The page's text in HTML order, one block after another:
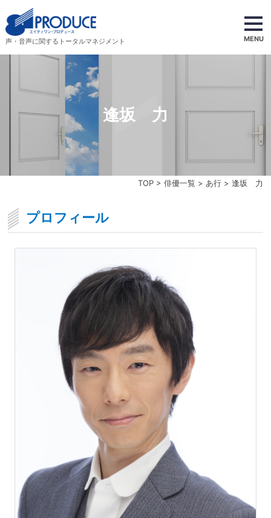
声・音声に関するトータルマネジメント MENU
TOP> 俳優一覧 > あ行> 逢坂 力
逢坂 力
プロフィール